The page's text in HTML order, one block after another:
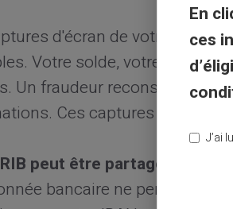
d'écran de votre
Votre solde, votre RIB et
Un fraudeur reconstitue
Ces captures circulent
peut être partagé
bancaire ne permet pas
En
ces
J’ai